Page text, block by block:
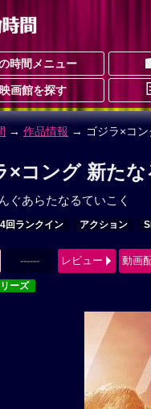
時間メニュー
映画館を探す
→ 作品情報 → ゴジラ×コン
×コング 新た
ぐあらたなるていこく
回ランクイン アクション
------ レビュー 動画
ーズ